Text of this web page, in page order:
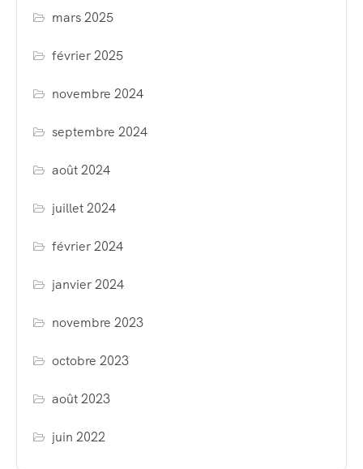
mars 2025
février 2025
novembre 2024
septembre 2024
août 2024
juillet 2024
février 2024
janvier 2024
novembre 2023
octobre 2023
août 2023
juin 2022